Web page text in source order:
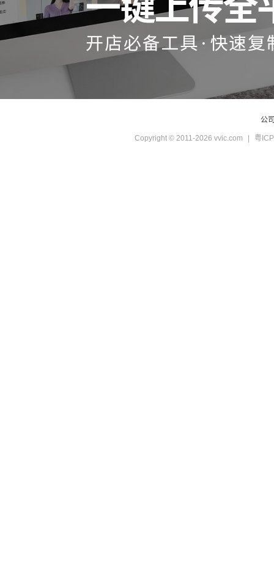
公
Copyright © 2011-2026 vvic.com 粤